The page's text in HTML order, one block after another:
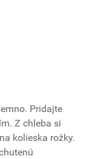
Pridajte
Z chleba si
kolieska rožky.